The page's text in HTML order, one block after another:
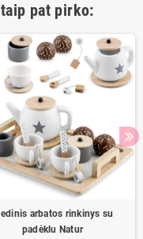
pat pirko:
arbatos rinkinys su
padėklu Natur